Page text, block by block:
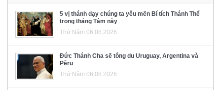
5 vị thánh dạy chúng ta yêu mến Bí tích Thánh Thể
trong tháng Tám này
Thứ Năm 06.08.2026
Đức Thánh Cha sẽ tông du Uruguay, Argentina và
Pêru
Thứ Năm 06.08.2026